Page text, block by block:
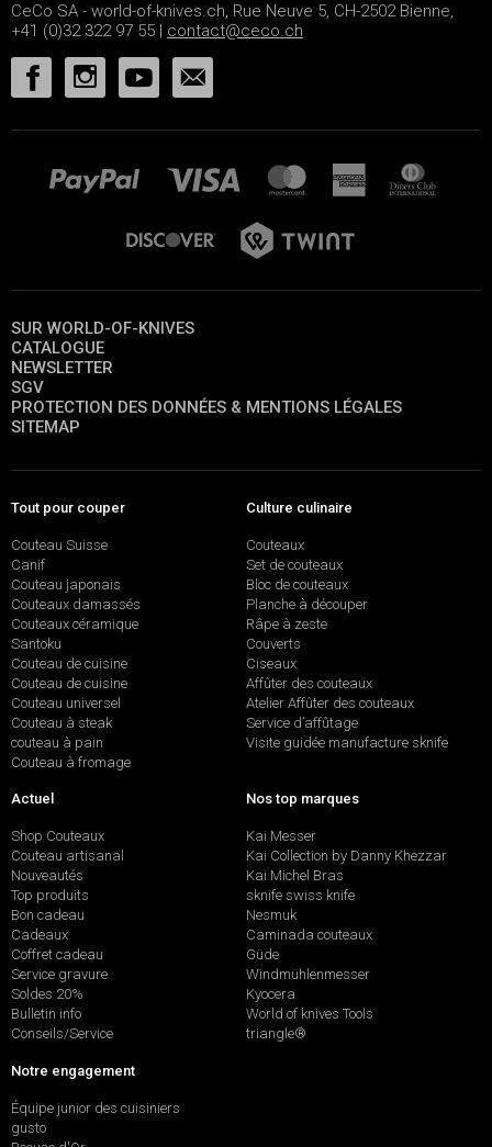
CeCo SA - world-of-knives.ch, Rue Neuve 5, CH-2502 Bienne,
+41 (0)32 322 97 55 | contact@ceco.ch
SUR WORLD-OF-KNIVES
CATALOGUE
NEWSLETTER
SGV
PROTECTION DES DONNÉES & MENTIONS LÉGALES
SITEMAP
Tout pour couper
Couteau Suisse
Canif
Couteau japonais
Couteaux damassés
Couteaux céramique
Santoku
Couteau de cuisine
Couteau de cuisine
Couteau universel
Couteau à steak
couteau à pain
Couteau à fromage
Culture culinaire
Couteaux
Set de couteaux
Bloc de couteaux
Planche à découper
Râpe à zeste
Couverts
Ciseaux
Affûter des couteaux
Atelier Affûter des couteaux
Service d’affûtage
Visite guidée manufacture sknife
Actuel
Shop Couteaux
Couteau artisanal
Nouveautés
Top produits
Bon cadeau
Cadeaux
Coffret cadeau
Service gravure
Soldes 20%
Bulletin info
Conseils/Service
Nos top marques
Kai Messer
Kai Collection by Danny Khezzar
Kai Michel Bras
sknife swiss knife
Nesmuk
Caminada couteaux
Güde
Windmühlenmesser
Kyocera
World of knives Tools
triangle®
Notre engagement
Équipe junior des cuisiniers
gusto